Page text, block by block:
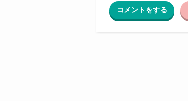
コメントをする